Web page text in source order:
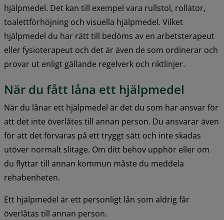
hjälpmedel. Det kan till exempel vara rullstol, rollator,
toalettförhöjning och visuella hjälpmedel. Vilket
hjälpmedel du har rätt till bedöms av en arbetsterapeut
eller fysioterapeut och det är även de som ordinerar och
provar ut enligt gällande regelverk och riktlinjer.
När du fått låna ett hjälpmedel
När du lånar ett hjälpmedel är det du som har ansvar för
att det inte överlåtes till annan person. Du ansvarar även
för att det förvaras på ett tryggt sätt och inte skadas
utöver normalt slitage. Om ditt behov upphör eller om
du flyttar till annan kommun måste du meddela
rehabenheten.
Ett hjälpmedel är ett personligt lån som aldrig får
överlåtas till annan person.